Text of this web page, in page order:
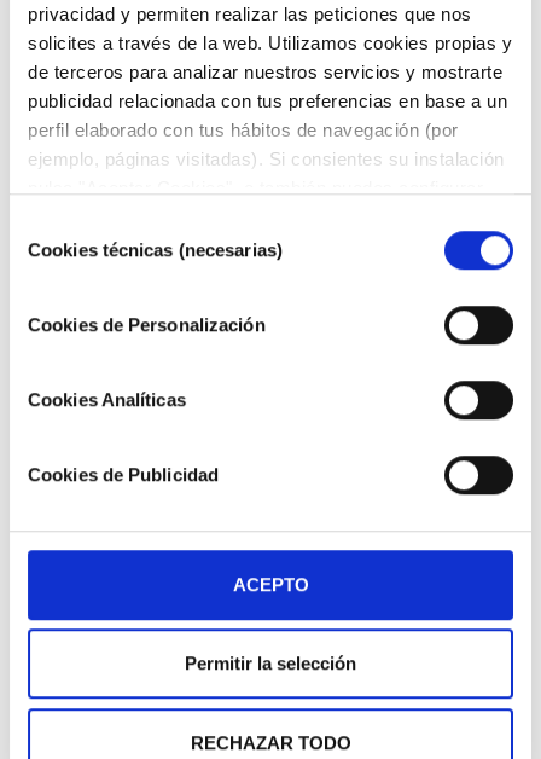
privacidad y permiten realizar las peticiones que nos
solicites a través de la web. Utilizamos cookies propias y
de terceros para analizar nuestros servicios y mostrarte
publicidad relacionada con tus preferencias en base a un
perfil elaborado con tus hábitos de navegación (por
ejemplo, páginas visitadas). Si consientes su instalación
información en nuestraPolítica de Cookies"
deCookies técnicas (necesarias)
Cookies de Personalización
Cookies Analíticas
Cookies de Publicidad
ACEPTO
Permitir la selección
RECHAZAR TODO
DESCARGAR FICHA PARA VER TODA LA
SUPERFLEXIBLE
TUBERÍAS Y MANGUERAS